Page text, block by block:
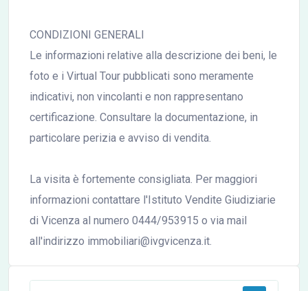
CONDIZIONI GENERALI
Le informazioni relative alla descrizione dei beni, le
foto e i Virtual Tour pubblicati sono meramente
indicativi, non vincolanti e non rappresentano
certificazione. Consultare la documentazione, in
particolare perizia e avviso di vendita.
La visita è fortemente consigliata. Per maggiori
informazioni contattare l'Istituto Vendite Giudiziarie
di Vicenza al numero 0444/953915 o via mail
all'indirizzo immobiliari@ivgvicenza.it.